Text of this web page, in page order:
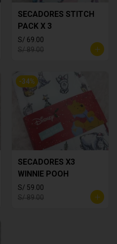
SECADORES STITCH
PACK X 3
S/ 69.00
S/ 89.00
-34%
SECADORES X3
WINNIE POOH
S/ 59.00
S/ 89.00